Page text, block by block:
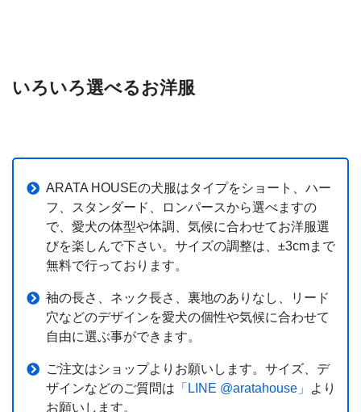
いろいろ選べるお洋服
ARATA HOUSEの犬服はタイプをショート、ハー
フ、スタンダード、ロンパースから選べますの
で、愛犬の体型や体調、気候に合わせてお洋服選
びを楽しんで下さい。サイズの調整は、±3cmまで
無料で行っております。
袖の長さ、ネック長さ、裏地のありなし、リード
穴などのデザインを愛犬の個性や気候に合わせて
自由に選ぶ事ができます。
ご注文はショップよりお願いします。サイズ、デ
ザインなどのご質問は 「LINE @aratahouse」
より
お願いします。